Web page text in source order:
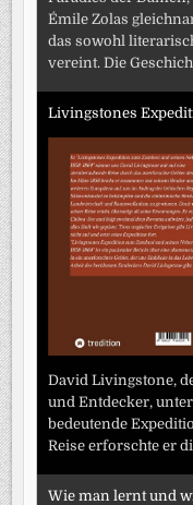
Émile Zolas
das sowohl
vereint. Die
Livingstones
David Livingstone,
und Entdecker,
bedeutende
Reise erforschte er
Wie man lernt und